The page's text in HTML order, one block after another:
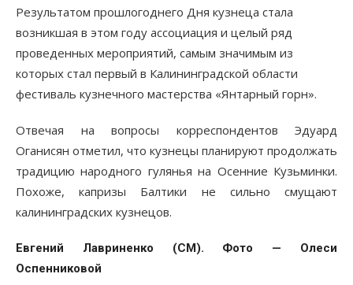
Результатом прошлогоднего Дня кузнеца стала
возникшая в этом году ассоциация и целый ряд
проведенных мероприятий, самым значимым из
которых стал первый в Калининградской области
фестиваль кузнечного мастерства «Янтарный горн».
Отвечая на вопросы корреспондентов Эдуард
Оганисян отметил, что кузнецы планируют продолжать
традицию народного гулянья на Осенние Кузьминки.
Похоже, капризы Балтики не сильно смущают
калининградских кузнецов.
Евгений Лавриненко (CМ). Фото — Олеси
Оспенниковой